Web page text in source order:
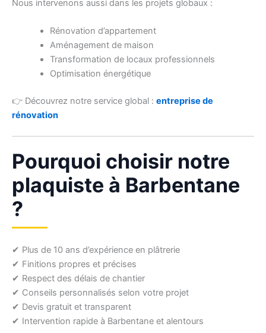
Nous intervenons aussi dans les projets globaux :
Rénovation d’appartement
Aménagement de maison
Transformation de locaux professionnels
Optimisation énergétique
👉 Découvrez notre service global : entreprise de
rénovation
Pourquoi choisir notre
plaquiste à Barbentane
?
✔ Plus de 10 ans d’expérience en plâtrerie
✔ Finitions propres et précises
✔ Respect des délais de chantier
✔ Conseils personnalisés selon votre projet
✔ Devis gratuit et transparent
✔ Intervention rapide à Barbentane et alentours